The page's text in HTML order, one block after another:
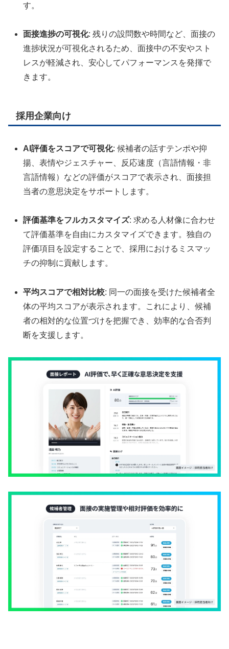
す。
面接進捗の可視化: 残りの設問数や時間など、面接の
進捗状況が可視化されるため、面接中の不安やスト
レスが軽減され、安心してパフォーマンスを発揮で
きます。
採用企業向け
AI評価をスコアで可視化: 候補者の話すテンポや抑
揚、表情やジェスチャー、反応速度（言語情報・非
言語情報）などの評価がスコアで表示され、面接担
当者の意思決定をサポートします。
評価基準をフルカスタマイズ: 求める人材像に合わせ
て評価基準を自由にカスタマイズできます。独自の
評価項目を設定することで、採用におけるミスマッ
チの抑制に貢献します。
平均スコアで相対比較: 同一の面接を受けた候補者全
体の平均スコアが表示されます。これにより、候補
者の相対的な位置づけを把握でき、効率的な合否判
断を支援します。